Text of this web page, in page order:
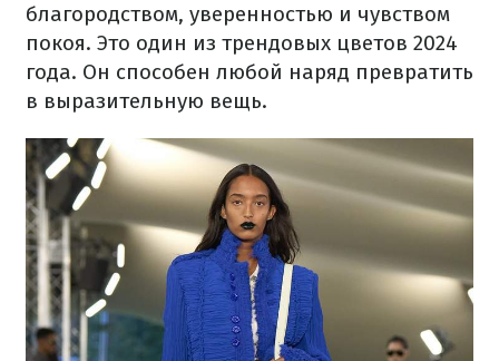
благородством, уверенностью и чувством
покоя. Это один из трендовых цветов 2024
года. Он способен любой наряд превратить
в выразительную вещь.